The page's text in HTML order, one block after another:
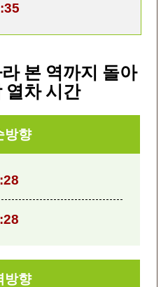
본 역까지 돌아
열차 시간
방향
방향